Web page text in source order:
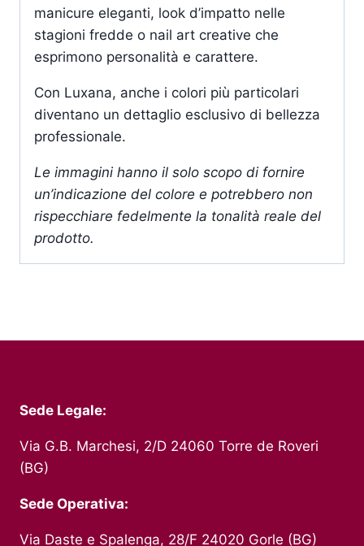
manicure eleganti, look d’impatto nelle
stagioni fredde o nail art creative che
esprimono personalità e carattere.
Con Luxana, anche i colori più particolari
diventano un dettaglio esclusivo di bellezza
professionale.
Le immagini hanno il solo scopo di fornire
un’indicazione del colore e potrebbero non
rispecchiare fedelmente la tonalità reale del
prodotto.
Sede Legale:
Via G.B. Marchesi, 2/D 24060 Torre de Roveri
(BG)
Sede Operativa:
Via Daste e Spalenga, 28/F 24020 Gorle (BG)